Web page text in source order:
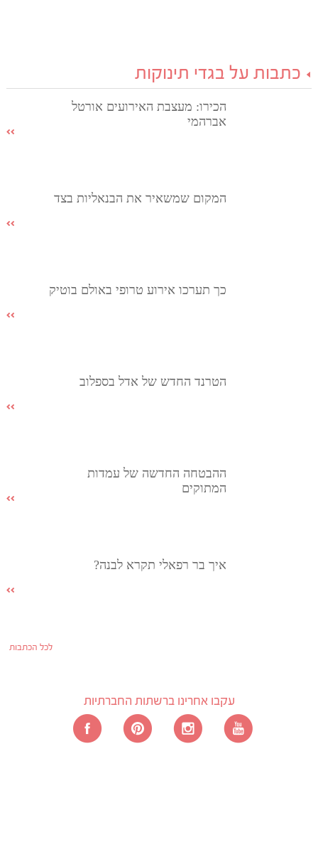
כתבות על בגדי תינוקות
הכירו: מעצבת האירועים אורטל
אברהמי
המקום שמשאיר את הבנאליות בצד
כך תערכו אירוע טרופי באולם בוטיק
הטרנד החדש של אדל בספלוב
ההבטחה החדשה של עמדות
המתוקים
איך בר רפאלי תקרא לבנה?
לכל הכתבות
עקבו אחרינו ברשתות החברתיות